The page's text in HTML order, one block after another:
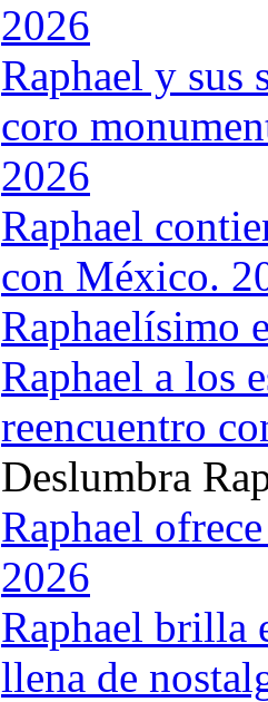
2026
Raphael y sus
coro
2026
Raphael
con México.
Raphaelísimo
Raphael a los
reencuentro
Deslumbra
Raphael
2026
Raphael brilla
llena de